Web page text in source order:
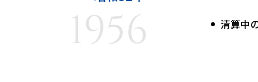
1956 清算中